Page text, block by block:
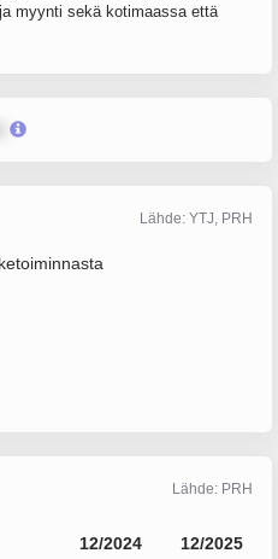
myynti sekä kotimaassa että
Lähde: YTJ, PRH
Lähde: PRH
12/2024 12/2025